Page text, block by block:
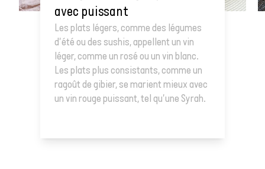
avec puissant
Les plats légers, comme des légumes
d'été ou des sushis, appellent un vin
léger, comme un rosé ou un vin blanc.
Les plats plus consistants, comme un
ragoût de gibier, se marient mieux avec
un vin rouge puissant, tel qu'une Syrah.